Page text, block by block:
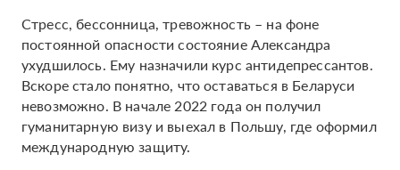
Стресс, бессонница, тревожность – на фоне
постоянной опасности состояние Александра
ухудшилось. Ему назначили курс антидепрессантов.
Вскоре стало понятно, что оставаться в Беларуси
невозможно. В начале 2022 года он получил
гуманитарную визу и выехал в Польшу, где оформил
международную защиту.